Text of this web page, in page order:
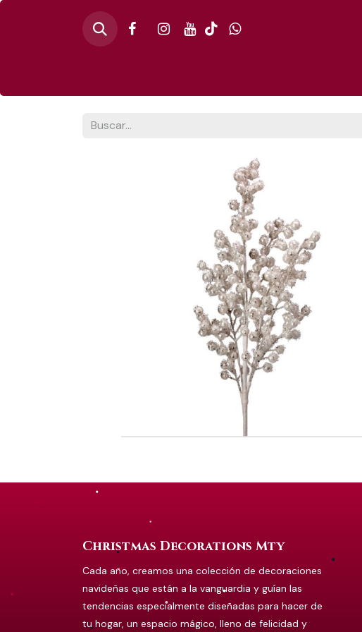
Christmas Decorations Mty
Cada año, creamos una colección de decoraciones
navideñas que están a la vanguardia y guían las
tendencias especialmente diseñadas para hacer de
tu hogar, un espacio mágico, lleno de felicidad y